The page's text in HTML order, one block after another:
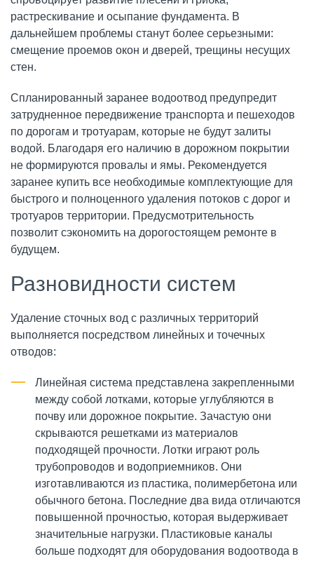
растрескивание и осыпание фундамента. В
дальнейшем проблемы станут более серьезными:
смещение проемов окон и дверей, трещины несущих
стен.
Спланированный заранее водоотвод предупредит
затрудненное передвижение транспорта и пешеходов
по дорогам и тротуарам, которые не будут залиты
водой. Благодаря его наличию в дорожном покрытии
не формируются провалы и ямы. Рекомендуется
заранее купить все необходимые комплектующие для
быстрого и полноценного удаления потоков с дорог и
тротуаров территории. Предусмотрительность
позволит сэкономить на дорогостоящем ремонте в
будущем.
Разновидности систем
Удаление сточных вод с различных территорий
выполняется посредством линейных и точечных
отводов:
Линейная система представлена закрепленными
между собой лотками, которые углубляются в
почву или дорожное покрытие. Зачастую они
скрываются решетками из материалов
подходящей прочности. Лотки играют роль
трубопроводов и водоприемников. Они
изготавливаются из пластика, полимербетона или
обычного бетона. Последние два вида отличаются
повышенной прочностью, которая выдерживает
значительные нагрузки. Пластиковые каналы
больше подходят для оборудования водоотвода в